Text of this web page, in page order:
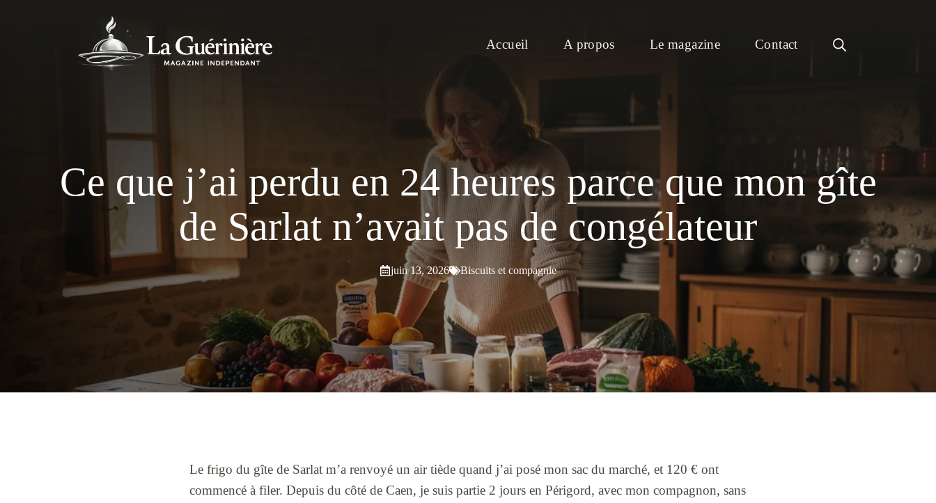
Accueil A propos Le magazine Contact
Ce que j’ai perdu en 24 heures parce que mon gîte
de Sarlat n’avait pas de congélateur
juin 13, 2026 Biscuits et compagnie
Le frigo du gîte de Sarlat m’a renvoyé un air tiède quand j’ai posé mon sac du marché, et 120 € ont
commencé à filer. Depuis du côté de Caen, je suis partie 2 jours en Périgord, avec mon compagnon, sans